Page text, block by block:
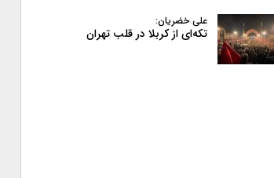
علی خضریان:
تکه‌ای از کربلا در قلب تهران